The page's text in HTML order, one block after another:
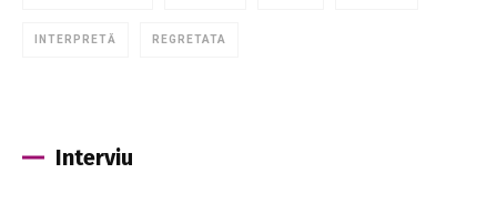
INTERPRETĂ REGRETATA
Interviu